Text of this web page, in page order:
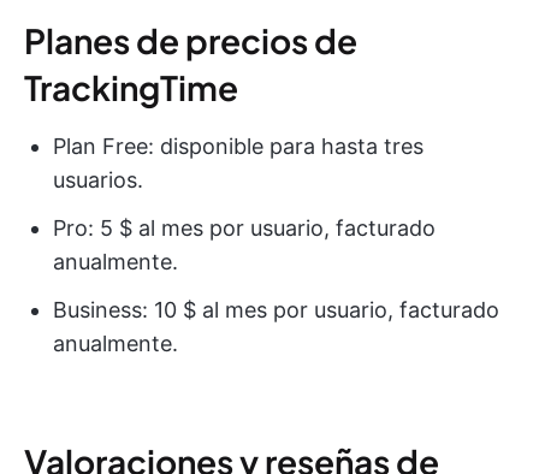
Planes de precios de
TrackingTime
Plan Free: disponible para hasta tres
usuarios.
Pro: 5 $ al mes por usuario, facturado
anualmente.
Business: 10 $ al mes por usuario, facturado
anualmente.
Valoraciones y reseñas de